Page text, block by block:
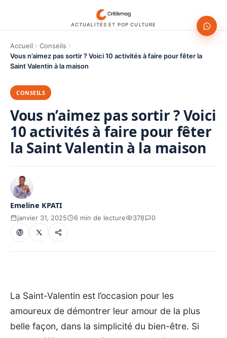
ACTUALITÉS ET POP CULTURE
Accueil
Conseils
Vous n’aimez pas sortir ? Voici 10 activités à faire pour fêter la
Saint Valentin à la maison
CONSEILS
Vous n’aimez pas sortir ? Voici
10 activités à faire pour fêter
la Saint Valentin à la maison
Emeline KPATI
janvier 31, 2025 6 min de lecture 378 0
La Saint-Valentin est l’occasion pour les
amoureux de démontrer leur amour de la plus
belle façon, dans la simplicité du bien-être. Si